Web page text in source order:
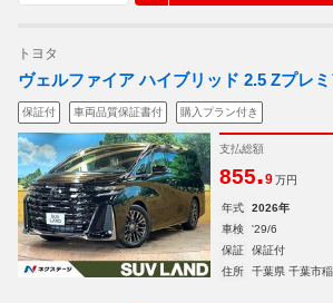
トヨタ
ヴェルファイア ハイブリッド 2.5 Zプレ
保証付 車両品質保証書付 購入プラン付き
支払総額
855.9 万円
年式 2026年
車検
'29/6
保証
保証付
住所
千葉県 千葉市